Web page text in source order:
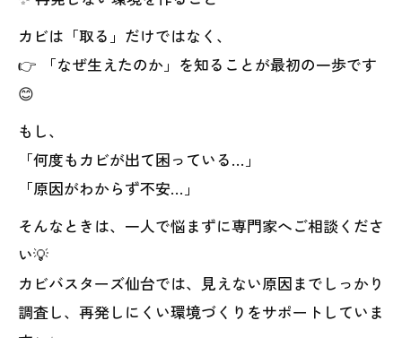
カビは「取る」だけではなく、
👉 「なぜ生えたのか」を知ることが最初の一歩です
😊
もし、
「何度もカビが出て困っている…」
「原因がわからず不安…」
そんなときは、一人で悩まずに専門家へご相談くださ
い💡
カビバスターズ仙台では、見えない原因までしっかり
調査し、再発しにくい環境づくりをサポートしていま